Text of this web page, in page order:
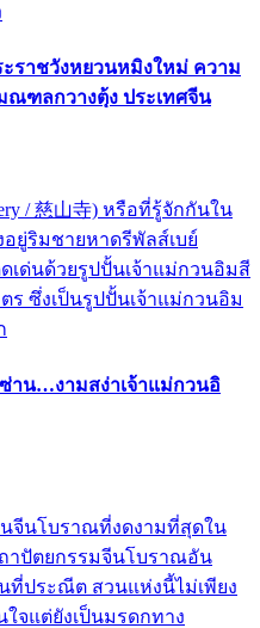
ะราชวังหยวนหมิงใหม่ ความ
ณฑลกวางตุ้ง ประเทศจีน
/ 慈山寺) หรือที่รู้จักกันใน
ยู่ริมชายหาดรีพัลส์เบย์
ดเด่นด้วยรูปปั้นเจ้าแม่กวนอิมสี
ร ซึ่งเป็นรูปปั้นเจ้าแม่กวนอิม
ซ่าน…งามสง่าเจ้าแม่กวนอิ
จีนโบราณที่งดงามที่สุดใน
ถาปัตยกรรมจีนโบราณอัน
ที่ประณีต สวนแห่งนี้ไม่เพียง
จแต่ยังเป็นมรดกทาง